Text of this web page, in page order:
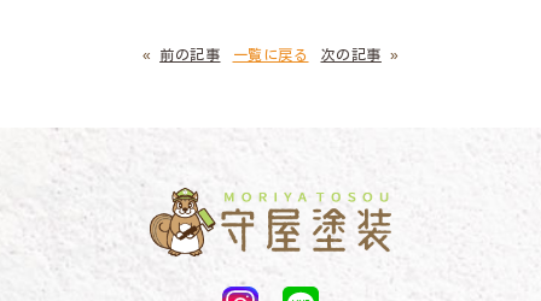
« 前の記事 一覧に戻る 次の記事 »